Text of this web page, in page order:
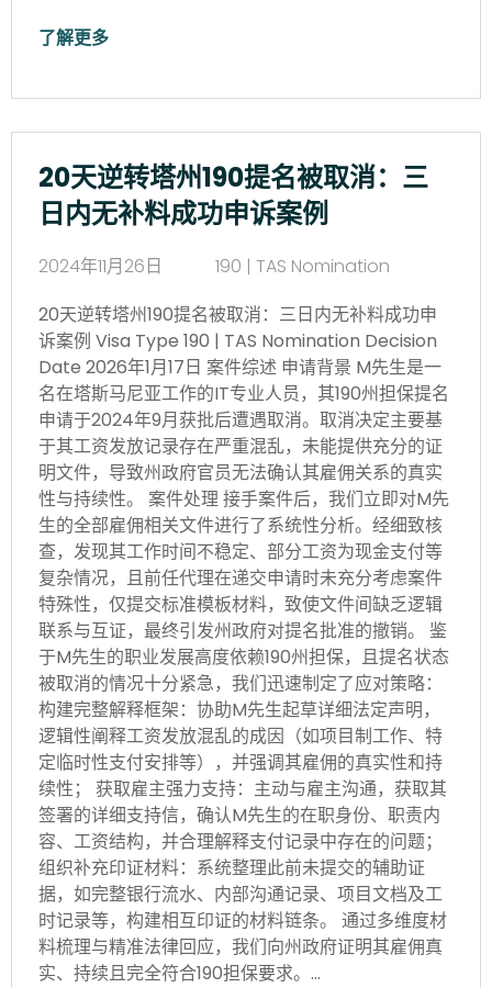
了解更多
20天逆转塔州190提名被取消：三
日内无补料成功申诉案例
2024年11月26日
190 | TAS Nomination
20天逆转塔州190提名被取消：三日内无补料成功申
诉案例 Visa Type 190 | TAS Nomination Decision
Date 2026年1月17日 案件综述 申请背景 M先生是一
名在塔斯马尼亚工作的IT专业人员，其190州担保提名
申请于2024年9月获批后遭遇取消。取消决定主要基
于其工资发放记录存在严重混乱，未能提供充分的证
明文件，导致州政府官员无法确认其雇佣关系的真实
性与持续性。 案件处理 接手案件后，我们立即对M先
生的全部雇佣相关文件进行了系统性分析。经细致核
查，发现其工作时间不稳定、部分工资为现金支付等
复杂情况，且前任代理在递交申请时未充分考虑案件
特殊性，仅提交标准模板材料，致使文件间缺乏逻辑
联系与互证，最终引发州政府对提名批准的撤销。 鉴
于M先生的职业发展高度依赖190州担保，且提名状态
被取消的情况十分紧急，我们迅速制定了应对策略：
构建完整解释框架：协助M先生起草详细法定声明，
逻辑性阐释工资发放混乱的成因（如项目制工作、特
定临时性支付安排等），并强调其雇佣的真实性和持
续性； 获取雇主强力支持：主动与雇主沟通，获取其
签署的详细支持信，确认M先生的在职身份、职责内
容、工资结构，并合理解释支付记录中存在的问题；
组织补充印证材料：系统整理此前未提交的辅助证
据，如完整银行流水、内部沟通记录、项目文档及工
时记录等，构建相互印证的材料链条。 通过多维度材
料梳理与精准法律回应，我们向州政府证明其雇佣真
实、持续且完全符合190担保要求。…